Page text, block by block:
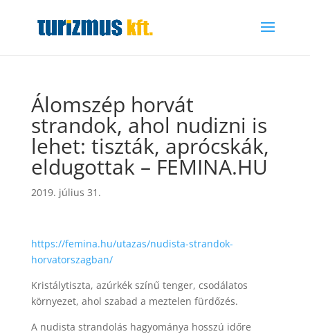
Álomszép horvát
strandok, ahol nudizni is
lehet: tiszták, aprócskák,
eldugottak – FEMINA.HU
2019. július 31.
https://femina.hu/utazas/nudista-strandok-
horvatorszagban/
Kristálytiszta, azúrkék színű tenger, csodálatos
környezet, ahol szabad a meztelen fürdőzés.
A nudista strandolás hagyománya hosszú időre